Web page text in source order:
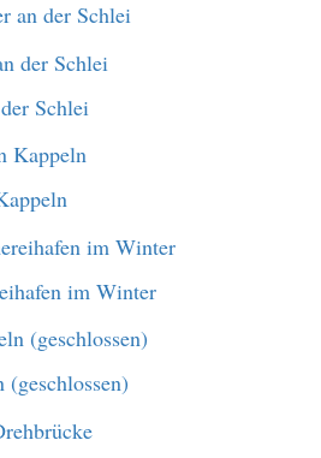
an der Schlei
Schlei
im Winter